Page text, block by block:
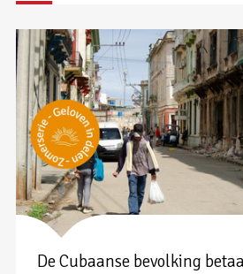
De Cubaanse bevolking